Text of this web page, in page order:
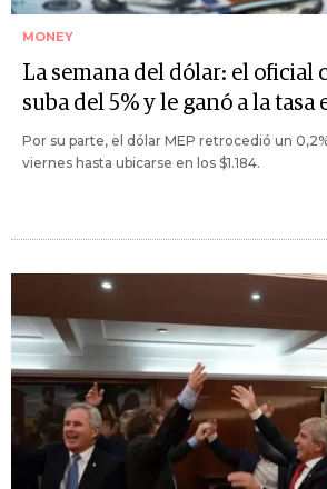
MONEY
La semana del dólar: el oficial
suba del 5% y le ganó a la tasa
Por su parte, el dólar MEP retrocedió un
viernes hasta ubicarse en los $1.184.